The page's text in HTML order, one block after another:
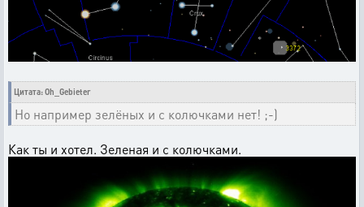
Цитата: Oh_Gebieter
Но например зелёных и с колючками нет! ;-)
Как ты и хотел. Зеленая и с колючками.